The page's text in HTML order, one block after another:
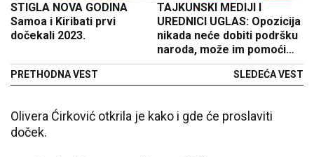
STIGLA NOVA GODINA
Samoa i Kiribati prvi
dočekali 2023.
PRETHODNA VEST
TAJKUNSKI MEDIJI I
UREDNICI UGLAS: Opozicija
nikada neće dobiti podršku
naroda, može im pomoći
jedino Deda Mraz! (FOTO)
SLEDEĆA VEST
Olivera Ćirković otkrila je kako i gde će proslaviti
doček.